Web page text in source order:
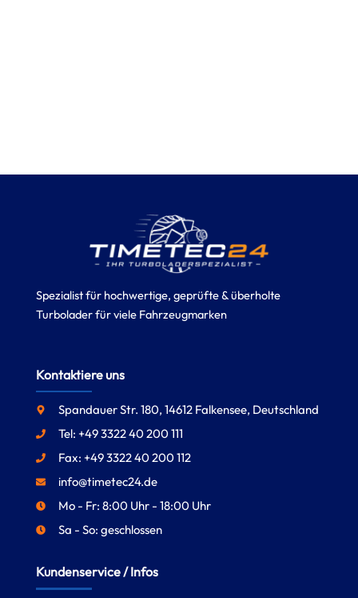
Spezialist für hochwertige, geprüfte & überholte
Turbolader für viele Fahrzeugmarken
Kontaktiere uns
Spandauer Str. 180, 14612 Falkensee, Deutschland
Tel: +49 3322 40 200 111
Fax: +49 3322 40 200 112
info@timetec24.de
Mo - Fr: 8:00 Uhr - 18:00 Uhr
Sa - So: geschlossen
Kundenservice / Infos